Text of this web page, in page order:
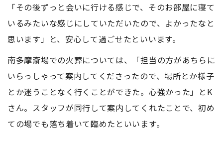
「その後ずっと会いに行ける感じで、そのお部屋に寝て
いるみたいな感じにしていただいたので、よかったなと
思います」と、安心して過ごせたといいます。
南多摩斎場での火葬については、「担当の方があちらに
いらっしゃって案内してくださったので、場所とか様子
とか迷うことなく行くことができた。心強かった」とK
さん。スタッフが同行して案内してくれたことで、初め
ての場でも落ち着いて臨めたといいます。